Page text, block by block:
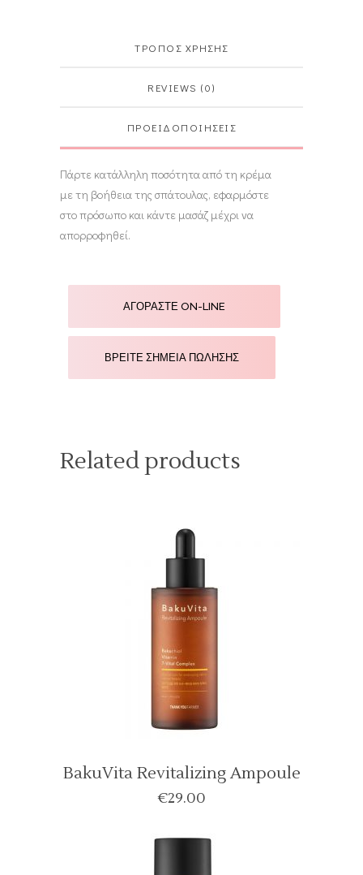
ΤΡΟΠΟΣ ΧΡΗΣΗΣ
REVIEWS (0)
ΠΡΟΕΙΔΟΠΟΙΗΣΕΙΣ
Πάρτε κατάλληλη ποσότητα από τη κρέμα
με τη βοήθεια της σπάτουλας, εφαρμόστε
στο πρόσωπο και κάντε μασάζ μέχρι να
απορροφηθεί.
ΑΓΟΡΑΣΤΕ ON-LINE
ΒΡΕΙΤΕ ΣΗΜΕΙΑ ΠΩΛΗΣΗΣ
Related products
BakuVita Revitalizing Ampoule
€29.00